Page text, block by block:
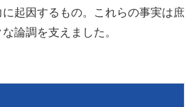
起因するもの。これらの事実は庶
論調を支えました。